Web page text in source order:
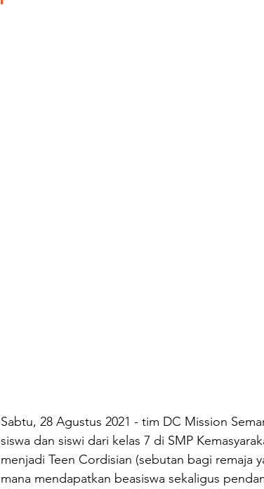
Sabtu, 28 Agustus 2021 - tim DC Mission
siswa dan siswi dari kelas 7 di SMP
menjadi Teen Cordisian (sebutan bagi remaja
mana mendapatkan beasiswa sekaligus